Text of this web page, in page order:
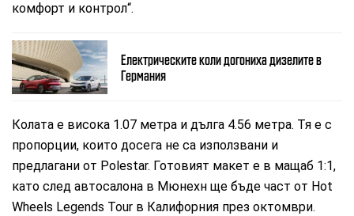
комфорт и контрол“.
Електрическите коли догониха дизелите в
Германия
Колата е висока 1.07 метра и дълга 4.56 метра. Тя е с
пропорции, които досега не са използвани и
предлагани от Polestar. Готовият макет е в мащаб 1:1,
като след автосалона в Мюнехн ще бъде част от Hot
Wheels Legends Tour в Калифорния през октомври.